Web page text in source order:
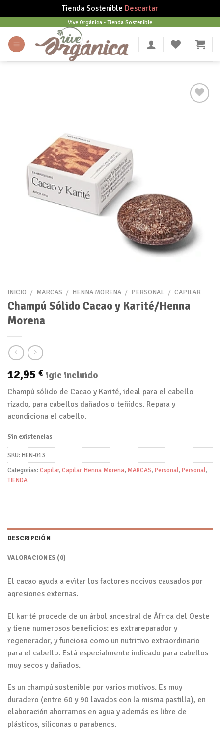
Tienda Sostenible Descartar
content
. Vive Orgánica - Tienda Sostenible .
INICIO / MARCAS / HENNA MORENA / PERSONAL / CAPILAR
Champú Sólido Cacao y Karité/Henna
Morena
12,95 € igic incluido
Champú sólido de Cacao y Karité, ideal para el cabello
rizado, para cabellos dañados o teñidos. Repara y
acondiciona el cabello.
Sin existencias
SKU:HEN-013
Categorías:Capilar,Capilar,Henna Morena, MARCAS,Personal,Personal,
TIENDA
DESCRIPCIÓN
VALORACIONES (0)
El cacao ayuda a evitar los factores nocivos causados por
agresiones externas.
El karité procede de un árbol ancestral de África del Oeste
y tiene numerosos beneficios: es extrareparador y
regenerador, y funciona como un nutritivo extraordinario
para el cabello. Está especialmente indicado para cabellos
muy secos y dañados.
Es un champú sostenible por varios motivos. Es muy
duradero (entre 60 y 90 lavados con la misma pastilla), en
elaboración ahorramos en agua y además es libre de
plásticos, siliconas o parabenos.